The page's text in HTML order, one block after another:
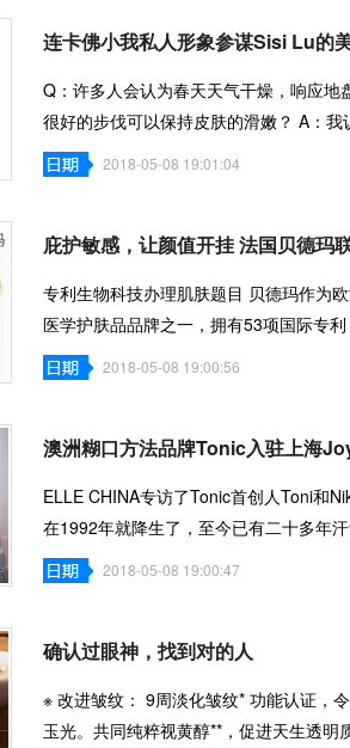
连卡佛小我私人形象参谋Sisi Lu的
Q：许多人会认为春天天气干燥，响应
很好的步伐可以保持皮肤的滑嫩？ A：
较量干，可2018-05-08 19:01:04
庇护敏感，让颜值开挂 法国贝德玛
专利生物科技办理肌肤题目 贝德玛作为
医学护肤品品牌之一，拥有53项国际专
Thorel老师以开创2018-05-08 19:00:56
澳洲糊口方法品牌Tonic入驻上海
ELLE CHINA专访了Tonic首创人Toni和
在1992年就降生了，至今已有二十多年
品牌？Tonic的品牌名字是源
2018-05-08 19:00:47
确认过眼神，找到对的人
※ 改进皱纹： 9周淡化皱纹* 功能认证，
玉光。共同纯粹视黄醇**，促进天生透明